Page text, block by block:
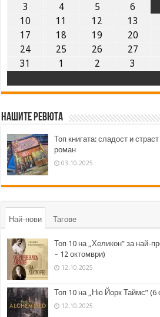
3
4 5 6
10
11 12 13
17
18 19 20
24
25 26 27
31
1 2 3
Нашите ревюта
Топ книгата: сладост и
роман
03.10.2025
Най-нови Тагове
Топ 10 на „Хеликон” за най-
– 12 октомври)
12.10.2025
Топ 10 на „Ню Йорк Таймс” (6
12.10.2025